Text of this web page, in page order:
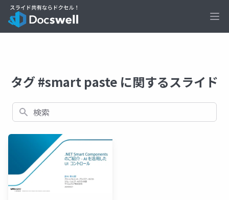
タグ #smart paste に関するスライド
検索